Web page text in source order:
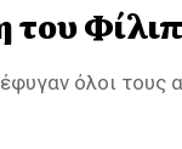
του
όλοι τους